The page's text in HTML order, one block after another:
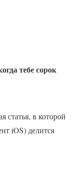
тебе сорок
статья, в которой
iOS) делится